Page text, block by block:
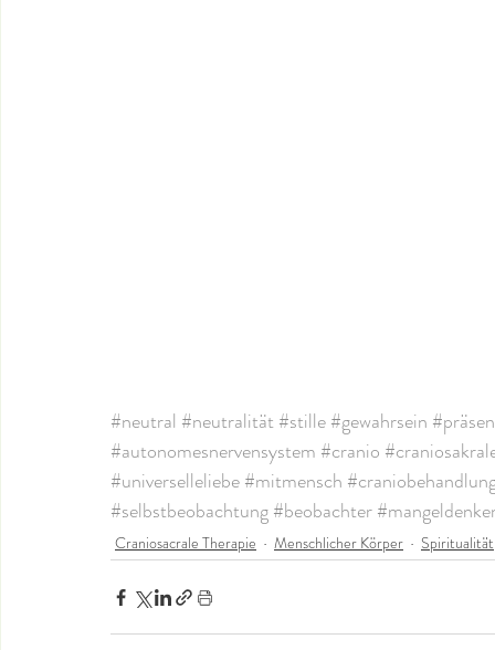
#neutral #neutralität#stille#gewahrsein
#autonomesnervensystem #cranio
#universelleliebe#mitmensch
#selbstbeobachtung#beobachter
Craniosacrale Therapie Menschlicher Körper Spiritualität